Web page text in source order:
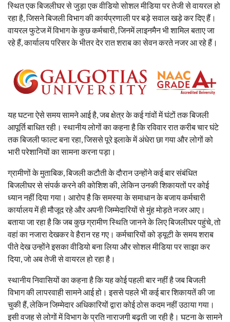
स्थित एक बिजलीघर से जुड़ा एक वीडियो सोशल मीडिया पर तेजी से वायरल हो
रहा है, जिसने बिजली विभाग की कार्यप्रणाली पर बड़े सवाल खड़े कर दिए हैं।
वायरल फुटेज में विभाग के कुछ कर्मचारी, जिनमें लाइनमैन भी शामिल बताए जा
रहे हैं, कार्यालय परिसर के भीतर देर रात शराब का सेवन करते नजर आ रहे हैं।
यह घटना ऐसे समय सामने आई है, जब क्षेत्र के कई गांवों में घंटों तक बिजली
आपूर्ति बाधित रही। स्थानीय लोगों का कहना है कि रविवार रात करीब चार घंटे
तक बिजली फाल्ट बना रहा, जिससे पूरे इलाके में अंधेरा छा गया और लोगों को
भारी परेशानियों का सामना करना पड़ा।
ग्रामीणों के मुताबिक, बिजली कटौती के दौरान उन्होंने कई बार संबंधित
बिजलीघर से संपर्क करने की कोशिश की, लेकिन उनकी शिकायतों पर कोई
ध्यान नहीं दिया गया। आरोप है कि समस्या के समाधान के बजाय कर्मचारी
कार्यालय में ही मौजूद रहे और अपनी जिम्मेदारियों से मुंह मोड़ते नजर आए।
बताया जा रहा है कि जब कुछ ग्रामीण स्थिति जानने के लिए बिजलीघर पहुंचे, तो
वहां का नजारा देखकर वे हैरान रह गए। कर्मचारियों को ड्यूटी के समय शराब
पीते देख उन्होंने इसका वीडियो बना लिया और सोशल मीडिया पर साझा कर
दिया, जो अब तेजी से वायरल हो रहा है।
स्थानीय निवासियों का कहना है कि यह कोई पहली बार नहीं है जब बिजली
विभाग की लापरवाही सामने आई हो। इससे पहले भी कई बार शिकायतें की जा
चुकी हैं, लेकिन जिम्मेदार अधिकारियों द्वारा कोई ठोस कदम नहीं उठाया गया।
इसी वजह से लोगों में विभाग के प्रति नाराजगी बढ़ती जा रही है। घटना के सामने